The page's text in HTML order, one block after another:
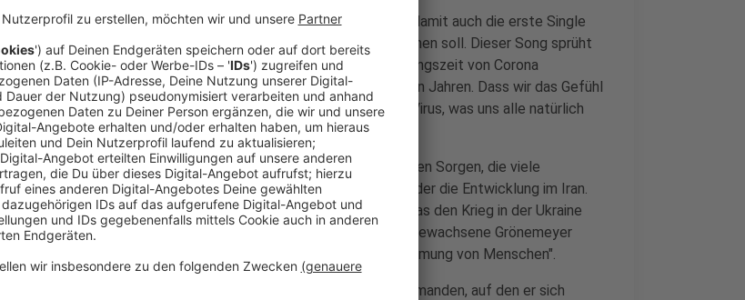
Seine neue Single "Deine Hand" ist die erste seit drei Jahren und damit auch die erste Single
von seinem neuen Album, dass Anfang nächsten Jahres rauskommen soll. Dieser Song sprüht
nur so vor Hoffnung obwohl er sich mit der Einsamkeit in der Anfangszeit von Corona
beschäftigt. "Ich glaube, dass wir sehr isoliert waren in den letzten Jahren. Dass wir das Gefühl
hatten, dass wir sehr auf uns allein gestellt sind. Auch durch das Virus, was uns alle natürlich
sehr vereinsamt hat", so Grönemeyer.
Darüber hinaus bereiten dem 66-jährigen Musiker dieselben Themen Sorgen, die viele
Menschen derzeit umtreiben: die Klimakrise, der Krieg in Europa oder die Entwicklung im Iran.
Die Welt sei derzeit "aus den Fugen, was die Klimakatastrophe, was den Krieg in der Ukraine
und brutale Regime wie im Iran angeht", sagte der in Bochum aufgewachsene Grönemeyer
nachdenklich. Dazu komme diese "echte, immer stärkere Vereinsamung von Menschen".
Gerade in besonders schwierigen Zeiten brauche jeder Mensch jemanden, auf den er sich